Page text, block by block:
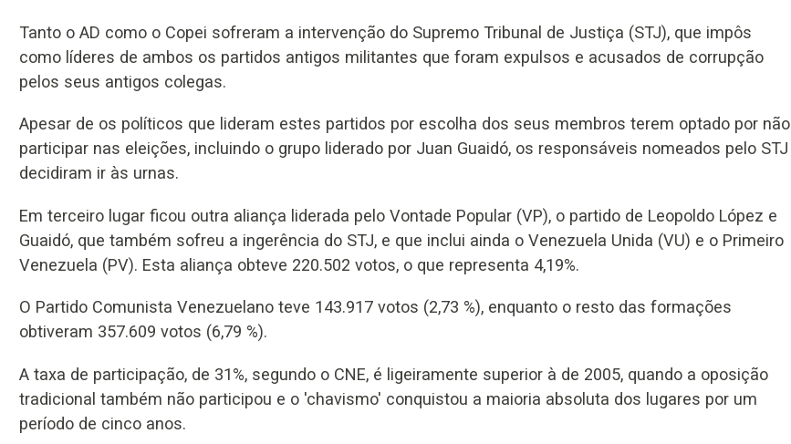
Tanto o AD como o Copei sofreram a intervenção do Supremo Tribunal de Justiça (STJ), que impôs
como líderes de ambos os partidos antigos militantes que foram expulsos e acusados de corrupção
pelos seus antigos colegas.
Apesar de os políticos que lideram estes partidos por escolha dos seus membros terem optado por não
participar nas eleições, incluindo o grupo liderado por Juan Guaidó, os responsáveis nomeados pelo STJ
decidiram ir às urnas.
Em terceiro lugar ficou outra aliança liderada pelo Vontade Popular (VP), o partido de Leopoldo López e
Guaidó, que também sofreu a ingerência do STJ, e que inclui ainda o Venezuela Unida (VU) e o Primeiro
Venezuela (PV). Esta aliança obteve 220.502 votos, o que representa 4,19%.
O Partido Comunista Venezuelano teve 143.917 votos (2,73 %), enquanto o resto das formações
obtiveram 357.609 votos (6,79 %).
A taxa de participação, de 31%, segundo o CNE, é ligeiramente superior à de 2005, quando a oposição
tradicional também não participou e o 'chavismo' conquistou a maioria absoluta dos lugares por um
período de cinco anos.